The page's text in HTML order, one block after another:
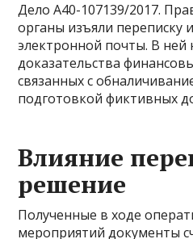
Дело А40-107139/2017.
органы изъяли переписку
электронной почты. В ней
доказательства
связанных с
подготовкой фиктивных
Влияние
решение
Полученные в ходе
мероприятий документы